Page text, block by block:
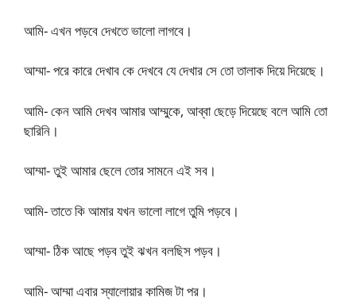
আমি- এখন পড়বে দেখতে ভালো লাগবে।
আম্মা- পরে কারে দেখাব কে দেখবে যে দেখার সে তো তালাক দিয়ে দিয়েছে।
আমি- কেন আমি দেখব আমার আম্মুকে, আব্বা ছেড়ে দিয়েছে বলে আমি তো
ছারিনি।
আম্মা- তুই আমার ছেলে তোর সামনে এই সব।
আমি- তাতে কি আমার যখন ভালো লাগে তুমি পড়বে।
আম্মা- ঠিক আছে পড়ব তুই ঝখন বলছিস পড়ব।
আমি- আম্মা এবার স্যালোয়ার কামিজ টা পর।